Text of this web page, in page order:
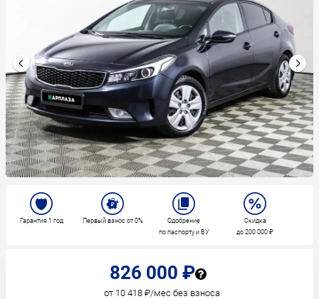
826 000 ₽
от 10 418 ₽/мес без взноса
Гарантия 1 год Первый взнос от 0%
Одобрение
по паспорту и ВУ
Скидка
до 200 000 ₽